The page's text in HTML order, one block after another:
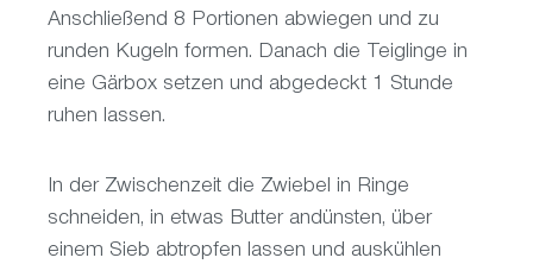
Anschließend 8 Portionen abwiegen und zu
runden Kugeln formen. Danach die Teiglinge in
eine Gärbox setzen und abgedeckt 1 Stunde
ruhen lassen.
In der Zwischenzeit die Zwiebel in Ringe
schneiden, in etwas Butter andünsten, über
einem Sieb abtropfen lassen und auskühlen